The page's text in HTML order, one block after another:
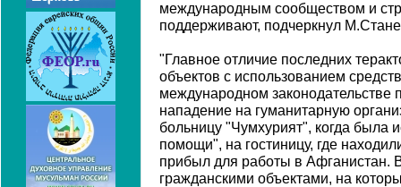
международным сообществом и
поддерживают, подчеркнул
"Главное отличие последних
объектов с использованием
международном законодательстве
нападение на гуманитарную
больницу "Чумхурият", когда была
помощи", на гостиницу, где
прибыл для работы в Афганистан.
гражданскими объектами, на